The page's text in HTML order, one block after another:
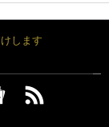
します